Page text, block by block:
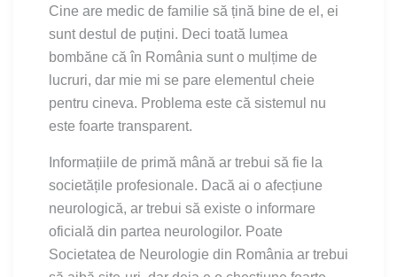
Cine are medic de familie să țină bine de el, ei
sunt destul de puțini. Deci toată lumea
bombăne că în România sunt o mulțime de
lucruri, dar mie mi se pare elementul cheie
pentru cineva. Problema este că sistemul nu
este foarte transparent.
Informațiile de primă mână ar trebui să fie la
societățile profesionale. Dacă ai o afecțiune
neurologică, ar trebui să existe o informare
oficială din partea neurologilor. Poate
Societatea de Neurologie din România ar trebui